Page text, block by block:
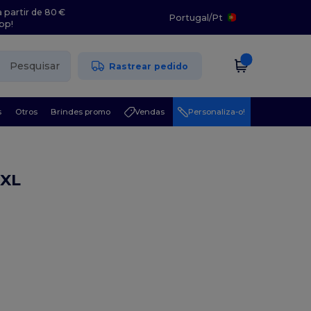
partir de 80 €
Portugal/Pt
Pesquisar Rastrear pedido
Otros Brindes promo Vendas Personaliza-o!